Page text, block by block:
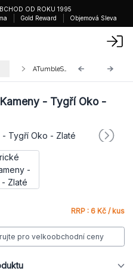
OD ROKU 1995
Gold Reward Objemová Sleva
- Tygří Oko -
RRP : 6 Kč / kus
pro velkoobchodní ceny